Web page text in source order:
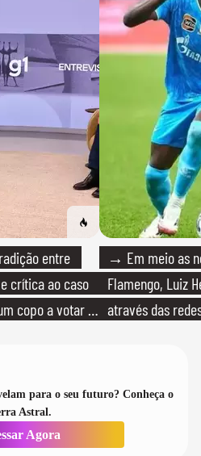
entre
crítica ao caso
copo a votar no
→ Em meio as
Flamengo, Luiz
através das
para o seu futuro? Conheça o
Astral.
Agora